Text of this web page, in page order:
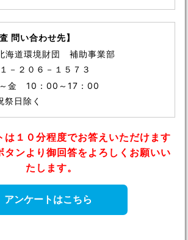
問い合わせ先】
海道環境財団 補助事業部
－２０６－１５７３
～金 10：00～17：00
祭日除く
は１０分程度でお答えいただけます
タンより御回答をよろしくお願いい
たします。